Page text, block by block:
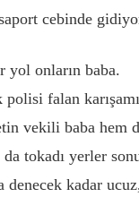
cebinde
yol onların baba.
falan
vekili baba hem
tokadı yerler
denecek kadar